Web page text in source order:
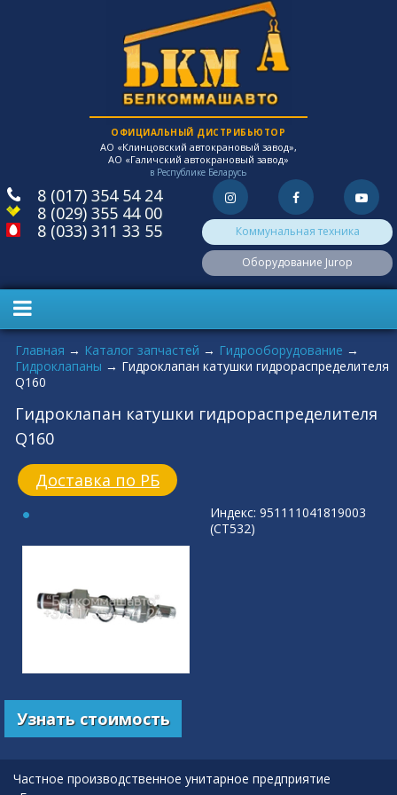
ОФИЦИАЛЬНЫЙ ДИСТРИБЬЮТОР
АО «Клинцовский автокрановый завод»,
АО «Галичский автокрановый завод»
в Республике Беларусь
8 (017) 354 54 24
8 (029) 355 44 00
8 (033) 311 33 55
Коммунальная техника
Оборудование Jurop
Вы здесь
Главная → Каталог запчастей → Гидрооборудование →
Гидроклапаны → Гидроклапан катушки гидрораспределителя
Q160
Гидроклапан катушки гидрораспределителя
Q160
Доставка по РБ
Узнать стоимость
Индекс: 951111041819003
(СТ532)
Частное производственное унитарное предприятие